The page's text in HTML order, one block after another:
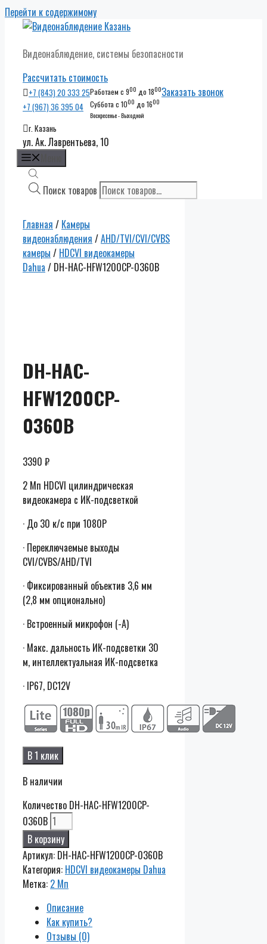
Перейти к содержимому
Видеонаблюдение, системы безопасности
Рассчитать стоимость
+7 (843) 20 333 25
+7 (967) 36 395 04
Работаем с 900 до 1800
Суббота с 1000 до 1600
Воскресенье - Выходной
Заказать звонок
г. Казань
ул. Ак. Лаврентьева, 10
Поиск товаров
Главная / Камеры
видеонаблюдения /AHD/TVI/CVI/CVBS
камеры / HDCVI видеокамеры
Dahua / DH-HAC-HFW1200CP-0360B
DH-HAC-
HFW1200CP-
0360B
3390 ₽
2 Мп HDCVI цилиндрическая
видеокамера с ИК-подсветкой
· До 30 к/с при 1080P
· Переключаемые выходы
CVI/CVBS/AHD/TVI
· Фиксированный объектив 3,6 мм
(2,8 мм опционально)
· Встроенный микрофон (-A)
· Макс. дальность ИК-подсветки 30
м, интеллектуальная ИК-подсветка
· IP67, DC12V
В 1 клик
В наличии
Количество DH-HAC-HFW1200CP-
0360B
В корзину
Артикул: DH-HAC-HFW1200CP-0360B
Категория: HDCVI видеокамеры Dahua
Метка: 2 Мп
Описание
Как купить?
Отзывы (0)